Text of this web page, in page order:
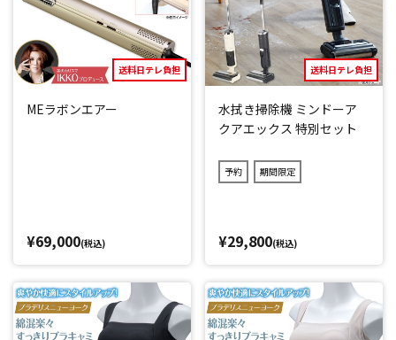
送料日テレ負担
MEラボンエアー
¥69,000(税込)
送料日テレ負担
水拭き掃除機 ミンドーア
クアエックス 特別セット
予約 期間限定
¥29,800(税込)